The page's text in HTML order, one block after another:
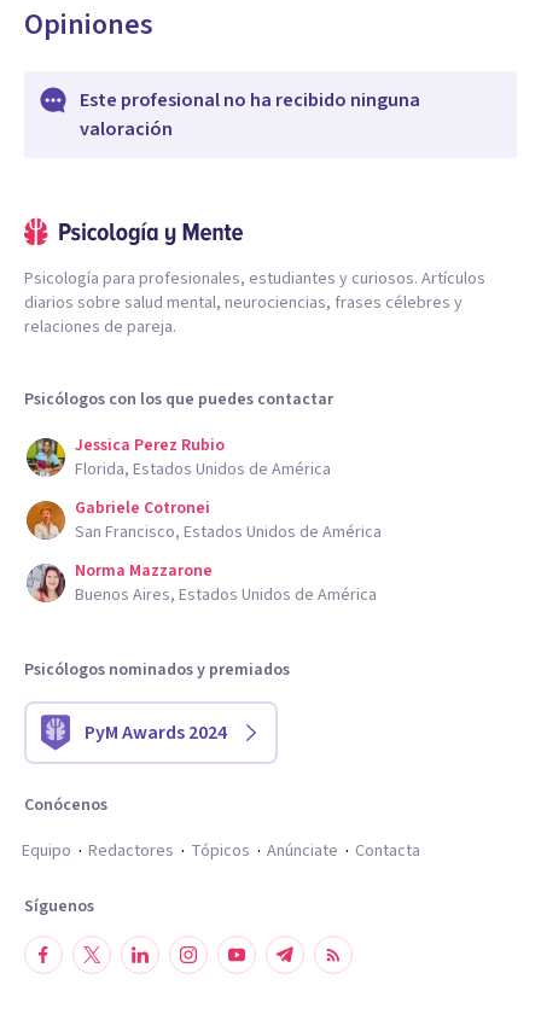
Opiniones
Este profesional no ha recibido ninguna
valoración
Psicología para profesionales, estudiantes y curiosos. Artículos
diarios sobre salud mental, neurociencias, frases célebres y
relaciones de pareja.
Psicólogos con los que puedes contactar
Jessica Perez Rubio
Florida, Estados Unidos de América
Gabriele Cotronei
San Francisco, Estados Unidos de América
Norma Mazzarone
Buenos Aires, Estados Unidos de América
Psicólogos nominados y premiados
PyM Awards 2024
Conócenos
Equipo
Redactores Tópicos Anúnciate Contacta
Síguenos